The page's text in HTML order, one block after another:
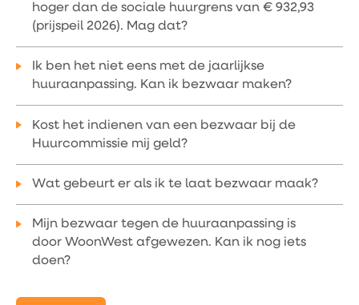
hoger dan de sociale huurgrens van € 932,93
(prijspeil 2026). Mag dat?
Ik ben het niet eens met de jaarlijkse
huuraanpassing. Kan ik bezwaar maken?
Kost het indienen van een bezwaar bij de
Huurcommissie mij geld?
Wat gebeurt er als ik te laat bezwaar maak?
Mijn bezwaar tegen de huuraanpassing is
door WoonWest afgewezen. Kan ik nog iets
doen?